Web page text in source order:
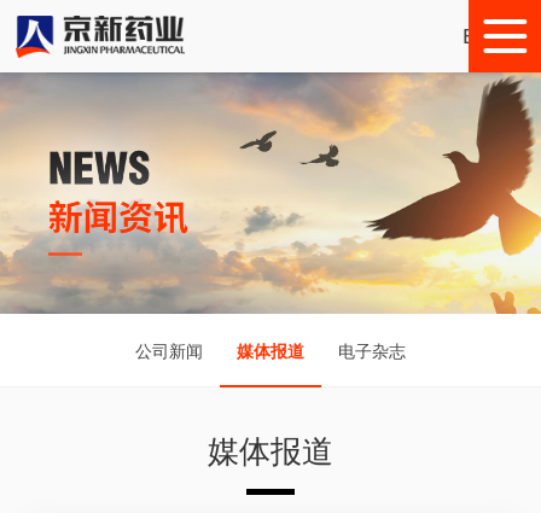
English
公司新闻 媒体报道 电子杂志
媒体报道